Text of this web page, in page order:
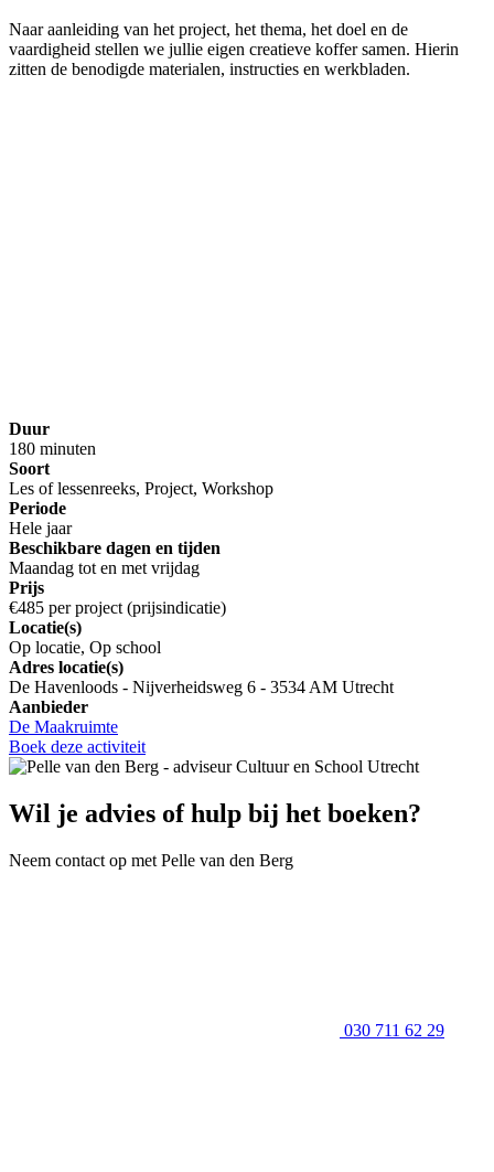
Naar aanleiding van het project, het thema, het doel en de
vaardigheid stellen we jullie eigen creatieve koffer samen. Hierin
zitten de benodigde materialen, instructies en werkbladen.
Duur
180 minuten
Soort
Les of lessenreeks, Project, Workshop
Periode
Hele jaar
Beschikbare dagen en tijden
Maandag tot en met vrijdag
Prijs
€485 per project (prijsindicatie)
Locatie(s)
Op locatie, Op school
Adres locatie(s)
De Havenloods - Nijverheidsweg 6 - 3534 AM Utrecht
Aanbieder
De Maakruimte
Boek deze activiteit
Wil je advies of hulp bij het boeken?
Neem contact op met Pelle van den Berg
030 711 62 29